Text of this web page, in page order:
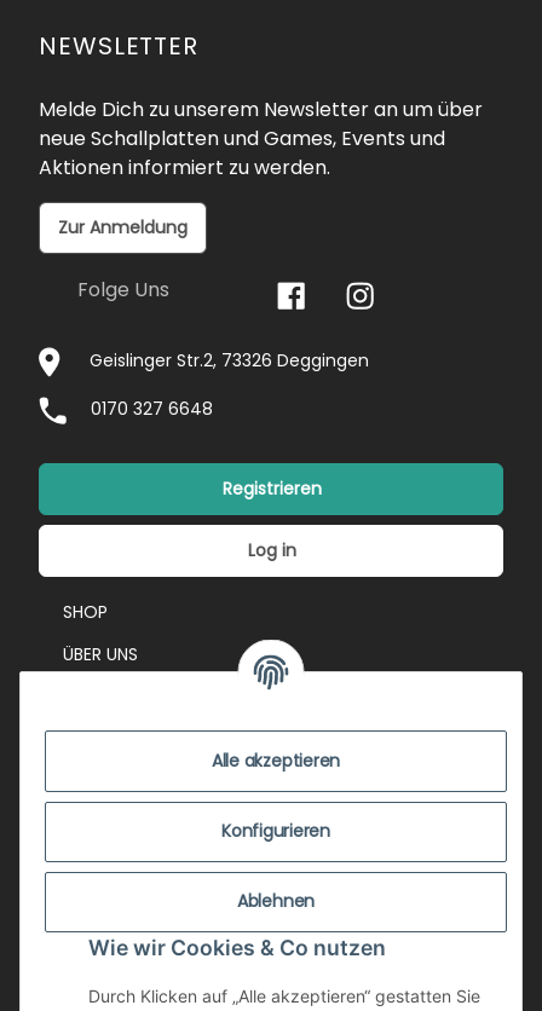
Alle akzeptieren
Konfigurieren
Ablehnen
Wie wir Cookies & Co nutzen
Durch Klicken auf „Alle akzeptieren“ gestatten Sie
NEWSLETTER
Melde Dich zu unserem Newsletter an um über
neue Schallplatten und Games, Events und
Aktionen informiert zu werden.
Zur Anmeldung
Folge Uns
Geislinger Str.2, 73326 Deggingen
0170 327 6648
Registrieren
Log in
SHOP
ÜBER UNS
ZUSTANDSBEWERTUNG
ZAHLUNGSMÖGLICHKEITEN
AGB
WIDERRUFSRECHT